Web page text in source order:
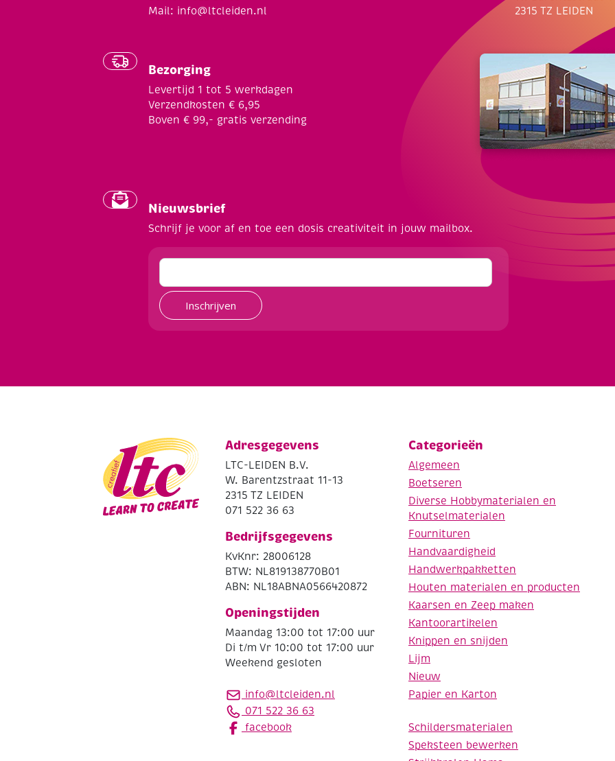
Mail: info@ltcleiden.nl
Bezorging
Levertijd 1 tot 5 werkdagen
Verzendkosten € 6,95
Boven € 99,- gratis verzending
2315 TZ LEIDEN
Nieuwsbrief
Schrijf je voor af en toe een dosis creativiteit in jouw mailbox.
Inschrijven
Adresgegevens
LTC-LEIDEN B.V.
W. Barentzstraat 11-13
2315 TZ LEIDEN
071 522 36 63
Bedrijfsgegevens
KvKnr: 28006128
BTW: NL819138770B01
ABN: NL18ABNA0566420872
Openingstijden
Maandag 13:00 tot 17:00 uur
Di t/m Vr 10:00 tot 17:00 uur
Weekend gesloten
info@ltcleiden.nl
071 522 36 63
facebook
Categorieën
Algemeen
Boetseren
Diverse Hobbymaterialen en
Knutselmaterialen
Fournituren
Handvaardigheid
Handwerkpakketten
Houten materialen en producten
Kaarsen en Zeep maken
Kantoorartikelen
Knippen en snijden
Lijm
Nieuw
Papier en Karton
Schildersmaterialen
Speksteen bewerken